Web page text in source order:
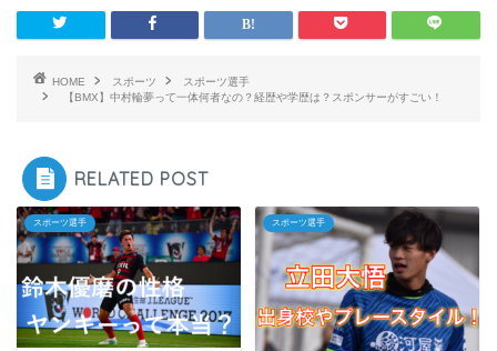
HOME スポーツ
スポーツ選手
【BMX】中村輪夢って一体何者なの？経歴や学歴は？スポンサーがすごい！
RELATED POST
スポーツ選手 スポーツ選手